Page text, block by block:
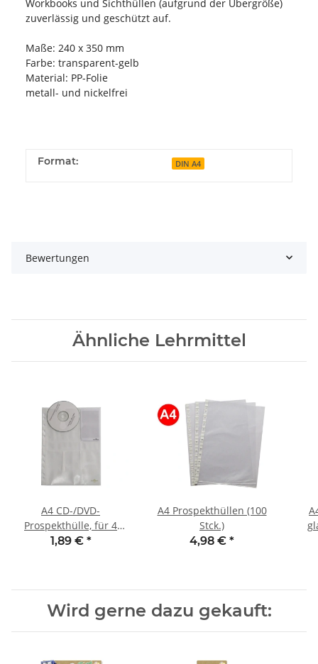
Workbooks und Sichthüllen (aufgrund der Übergröße)
zuverlässig und geschützt auf.
Maße: 240 x 350 mm
Farbe: transparent-gelb
Material: PP-Folie
metall- und nickelfrei
Format: DIN A4
Bewertungen
Ähnliche Lehrmittel
A4 CD-/DVD-
Prospekthülle, für 4
CDs/DVDs
1,89 € *
A4 Prospekthüllen (100
Stck.)
4,98 € *
Wird gerne dazu gekauft: